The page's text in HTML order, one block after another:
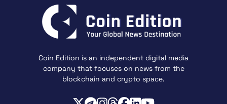
Coin Edition is an independent digital media
company that focuses on news from the
blockchain and crypto space.